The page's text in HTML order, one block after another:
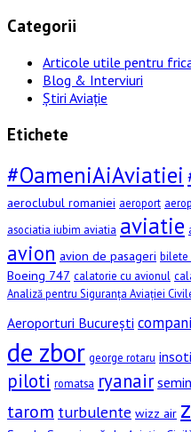
Categorii
Articole utile pentru
Blog & Interviuri
Știri Aviație
Etichete
#OameniAiAviatiei
aeroclubul romaniei aeroport
asociatia iubim aviatia aviatie
avion avion de pasageri bilete
Boeing 747 calatorie cu avionul
Analiză pentru Siguranța Aviației
Aeroporturi București
de zbor george rotaru
piloti romatsa ryanair
tarom turbulente wizz air